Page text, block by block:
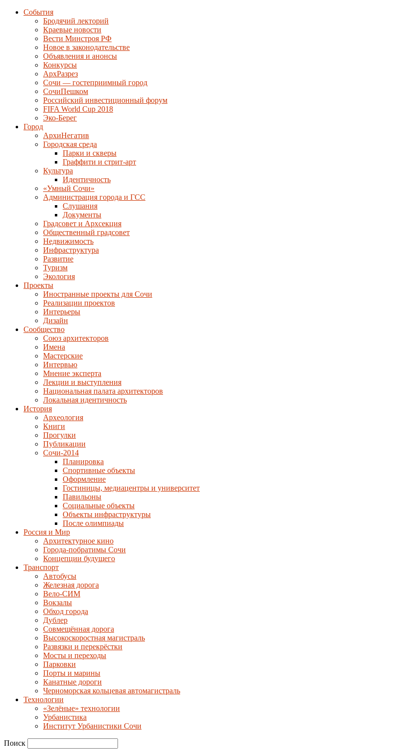
События
Бродячий лекторий
Краевые новости
Вести Минстроя РФ
Новое в законодательстве
Объявления и анонсы
Конкурсы
АрхРазрез
Сочи — гостеприимный город
СочиПешком
Российский инвестиционный форум
FIFA World Cup 2018
Эко-Берег
Город
АрхиНегатив
Городская среда
Парки и скверы
Граффити и стрит-арт
Культура
Идентичность
«Умный Сочи»
Администрация города и ГСС
Слушания
Документы
Градсовет и Архсекция
Общественный градсовет
Недвижимость
Инфраструктура
Развитие
Туризм
Экология
Проекты
Иностранные проекты для Сочи
Реализации проектов
Интерьеры
Дизайн
Сообщество
Союз архитекторов
Имена
Мастерские
Интервью
Мнение эксперта
Лекции и выступления
Национальная палата архитекторов
Локальная идентичность
История
Археология
Книги
Прогулки
Публикации
Сочи-2014
Планировка
Спортивные объекты
Оформление
Гостиницы, медиацентры и университет
Павильоны
Социальные объекты
Объекты инфраструктуры
После олимпиады
Россия и Мир
Архитектурное кино
Города-побратимы Сочи
Концепции будущего
Транспорт
Автобусы
Железная дорога
Вело-СИМ
Вокзалы
Обход города
Дублер
Совмещённая дорога
Высокоскоростная магистраль
Развязки и перекрёстки
Мосты и переходы
Парковки
Порты и марины
Канатные дороги
Черноморская кольцевая автомагистраль
Технологии
«Зелёные» технологии
Урбанистика
Институт Урбанистики Сочи
Поиск